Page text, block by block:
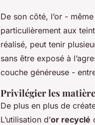
De son côté, l’or -
particulièrement aux
réalisé, peut tenir
sans être exposé à
couche généreuse -
Privilégier les
De plus en plus de
L’utilisation d’or recyclé